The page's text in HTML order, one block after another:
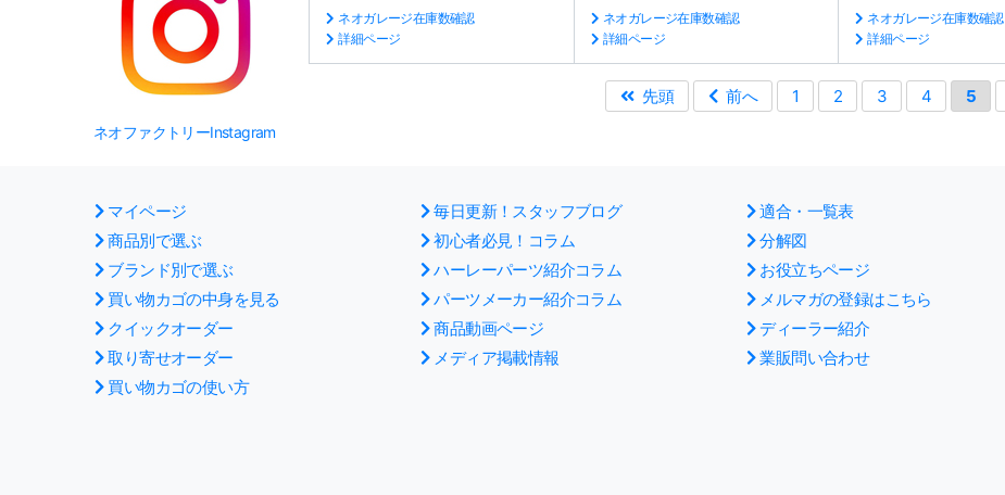
ネオファクトリーInstagram
ネオガレージ在庫数確認
詳細ページ
ネオガレージ在庫数確認
詳細ページ
ネオガレージ在庫数確認
詳細ページ
先頭 前へ 1 2 3 4 5
マイページ
商品別で選ぶ
ブランド別で選ぶ
買い物カゴの中身を見る
クイックオーダー
取り寄せオーダー
買い物カゴの使い方
毎日更新！スタッフブログ
初心者必見！コラム
ハーレーパーツ紹介コラム
パーツメーカー紹介コラム
商品動画ページ
メディア掲載情報
適合・一覧表
分解図
お役立ちページ
メルマガの登録はこちら
ディーラー紹介
業販問い合わせ